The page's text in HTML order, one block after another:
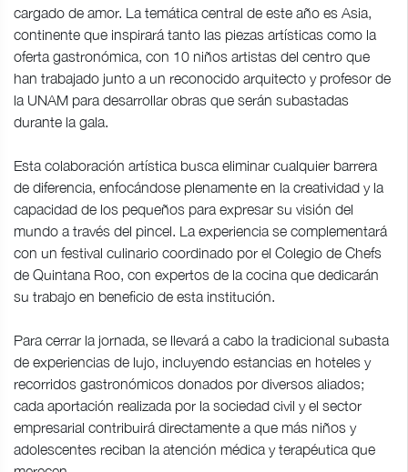
cargado de amor. La temática central de este año es Asia,
continente que inspirará tanto las piezas artísticas como la
oferta gastronómica, con 10 niños artistas del centro que
han trabajado junto a un reconocido arquitecto y profesor de
la UNAM para desarrollar obras que serán subastadas
durante la gala.
Esta colaboración artística busca eliminar cualquier barrera
de diferencia, enfocándose plenamente en la creatividad y la
capacidad de los pequeños para expresar su visión del
mundo a través del pincel. La experiencia se complementará
con un festival culinario coordinado por el Colegio de Chefs
de Quintana Roo, con expertos de la cocina que dedicarán
su trabajo en beneficio de esta institución.
Para cerrar la jornada, se llevará a cabo la tradicional subasta
de experiencias de lujo, incluyendo estancias en hoteles y
recorridos gastronómicos donados por diversos aliados;
cada aportación realizada por la sociedad civil y el sector
empresarial contribuirá directamente a que más niños y
adolescentes reciban la atención médica y terapéutica que